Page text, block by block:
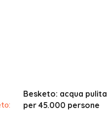
Besketo: acqua pulita
per 45.000 persone